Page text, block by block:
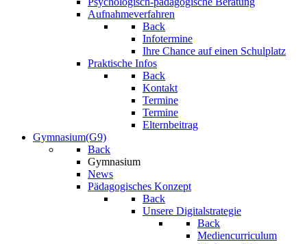
Aufnahmeverfahren
Back
Infotermine
Ihre Chance auf einen Schulplatz
Praktische Infos
Back
Kontakt
Termine
Termine
Elternbeitrag
Gymnasium(G9)
Back
Gymnasium
News
Pädagogisches Konzept
Back
Unsere Digitalstrategie
Back
Mediencurriculum